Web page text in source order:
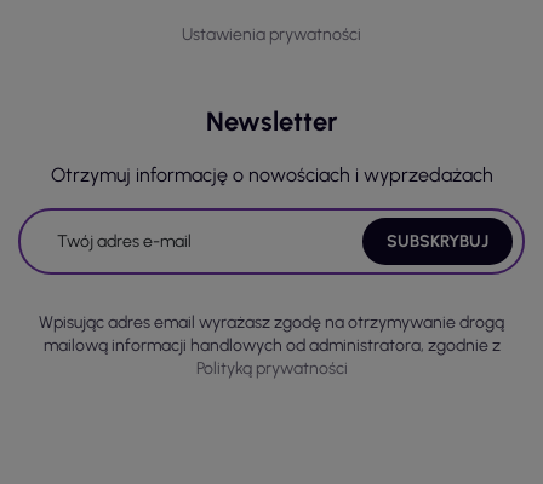
Ustawienia prywatności
Newsletter
Otrzymuj informację o nowościach i wyprzedażach
Wpisując adres email wyrażasz zgodę na otrzymywanie drogą
mailową informacji handlowych od administratora, zgodnie z
Polityką prywatności